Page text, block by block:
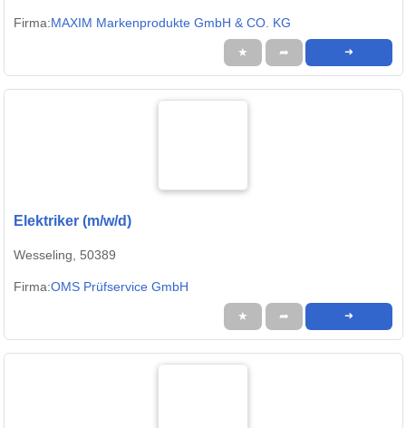
Firma:MAXIM Markenprodukte GmbH & CO. KG
★ ➦ ➜
Elektriker (m/w/d)
Wesseling, 50389
Firma:OMS Prüfservice GmbH
★ ➦ ➜